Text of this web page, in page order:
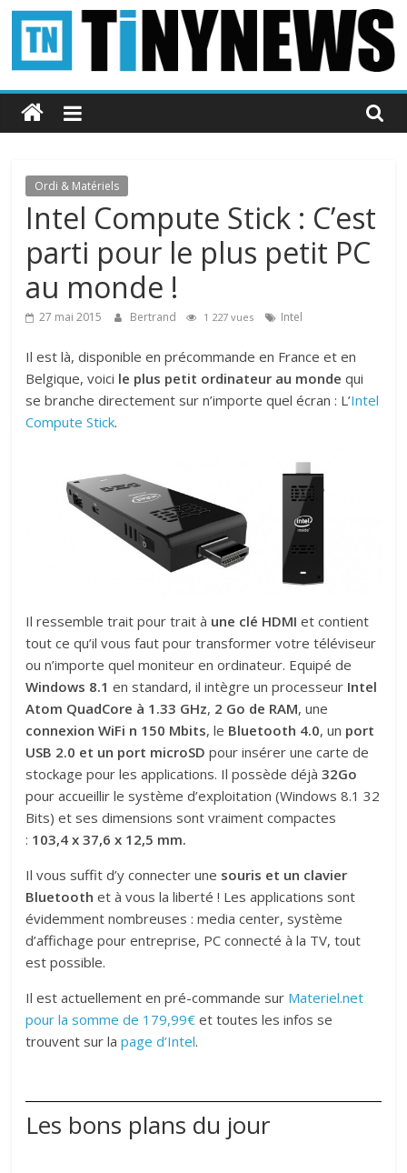
Passer
contenu
Tinynews
Le
belge
connecté
Ordi & Matériels
Intel Compute Stick : C’est
parti pour le plus petit PC
au monde !
27 mai 2015 Bertrand 1 227 vues Intel
Il est là, disponible en précommande en France et en
Belgique, voici le plus petit ordinateur au monde qui
se branche directement sur n’importe quel écran : L’Intel
Compute Stick.
Il ressemble trait pour trait à une clé HDMI et contient
tout ce qu’il vous faut pour transformer votre téléviseur
ou n’importe quel moniteur en ordinateur. Equipé de
Windows 8.1 en standard, il intègre un processeur Intel
Atom QuadCore à 1.33 GHz, 2 Go de RAM, une
connexion WiFi n 150 Mbits, le Bluetooth 4.0, un port
USB 2.0 et un port microSD pour insérer une carte de
stockage pour les applications. Il possède déjà32Go
pour accueillir le système d’exploitation (Windows 8.1 32
Bits) et ses dimensions sont vraiment compactes
: 103,4 x 37,6 x 12,5 mm.
Il vous suffit d’y connecter une souris et un clavier
Bluetooth et à vous la liberté ! Les applications sont
évidemment nombreuses : media center, système
d’affichage pour entreprise, PC connecté à la TV, tout
est possible.
Il est actuellement en pré-commande sur Materiel.net
pour la somme de 179,99€ et toutes les infos se
trouvent sur lapage d’Intel.
Les bons plans du jour